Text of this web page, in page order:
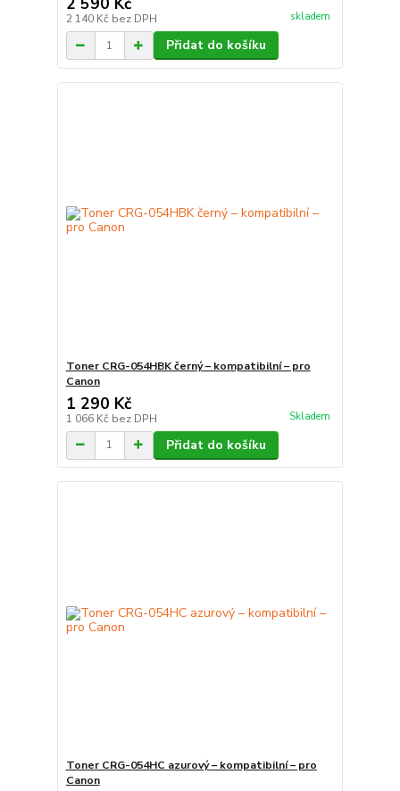
2 140 Kč bez DPH skladem
Přidat do košíku
Toner CRG-054HBK černý – kompatibilní – pro
Canon
1 290 Kč
1 066 Kč bez DPH Skladem
Přidat do košíku
Toner CRG-054HC azurový – kompatibilní – pro
Canon